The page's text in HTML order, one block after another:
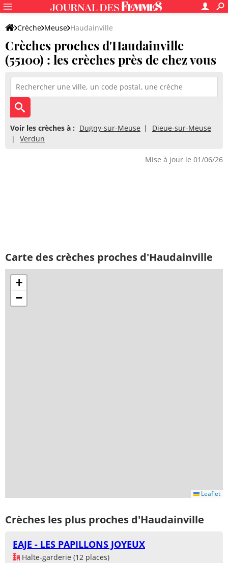
Crèche Meuse Haudainville
Crèches proches d'Haudainville
(55100) : les crèches près de chez vous
Voir les crèches à : Dugny-sur-Meuse
Dieue-sur-Meuse
Verdun
Mise à jour le 01/06/26
Carte des crèches proches d'Haudainville
+
−
Leaflet
Crèches les plus proches d'Haudainville
EAJE - LES PAPILLONS JOYEUX
Halte-garderie (12 places)